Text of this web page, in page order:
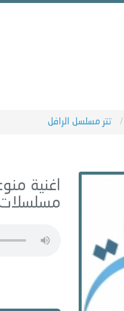
تتر مسلسل الرافل
اغنية
مسلسلات